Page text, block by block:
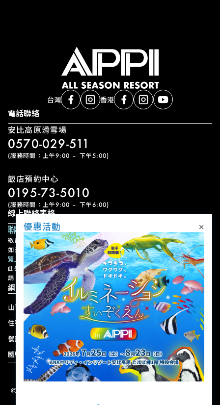
台灣 香港
電話聯絡
安比高原滑雪場
0570-029-511
(服務時間：上午9:00 – 下午5:00)
飯店預約中心
0195-73-5010
(服務時間：上午9:00 – 下午6:00)
線上聯絡表格
聯絡表單
敬請留意，我們可能需要一些時間才能回覆您的查詢，敬請見諒。
如有急事，請以電話聯絡。各設施的聯絡方式請參考「設施聯絡方式一
覽」
。
此外，請注意我們不接受有關設施或節目的使用預約、變更或取消申
請。
網站導航
山區
住宿
餐飲
體驗
最新動態
優惠活動
交通方式
商店
© 2004-2026 株式会社岩手ホテルアンドリゾート.
優惠活動 ×